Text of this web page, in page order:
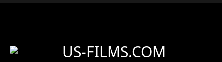
US-FILMS.COM